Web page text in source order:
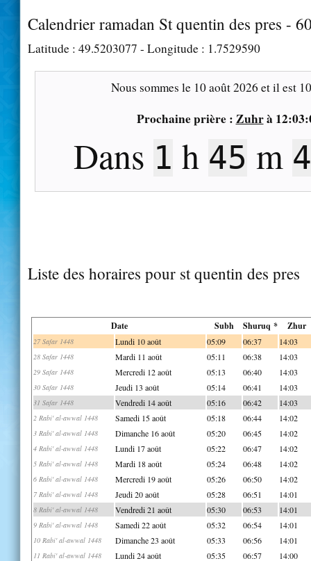
Calendrier ramadan St quentin des pres -
Latitude : 49.5203077 - Longitude : 1.7529590
Nous sommes le 10 août 2026 et il est
Prochaine prière : Zuhrà
Dans 1 h 45 m
Liste des horaires pour st quentin des pres
Date Subh Shuruq * Zhur
27 Safar 1448 Lundi 10 août 05:09 06:37 14:03
28 Safar 1448 Mardi 11 août 05:11 06:38 14:03
29 Safar 1448 Mercredi 12 août 05:13 06:40 14:03
30 Safar 1448 Jeudi 13 août 05:14 06:41 14:03
31 Safar 1448 Vendredi 14 août 05:16 06:42 14:03
2 Rabi' al-awwal 1448 Samedi 15 août 05:18 06:44 14:02
3 Rabi' al-awwal 1448 Dimanche 16 août 05:20 06:45 14:02
4 Rabi' al-awwal 1448 Lundi 17 août 05:22 06:47 14:02
5 Rabi' al-awwal 1448 Mardi 18 août 05:24 06:48 14:02
6 Rabi' al-awwal 1448 Mercredi 19 août 05:26 06:50 14:02
7 Rabi' al-awwal 1448 Jeudi 20 août 05:28 06:51 14:01
8 Rabi' al-awwal 1448 Vendredi 21 août 05:30 06:53 14:01
9 Rabi' al-awwal 1448 Samedi 22 août 05:32 06:54 14:01
10 Rabi' al-awwal 1448 Dimanche 23 août 05:33 06:56 14:01
11 Rabi' al-awwal 1448 Lundi 24 août 05:35 06:57 14:00